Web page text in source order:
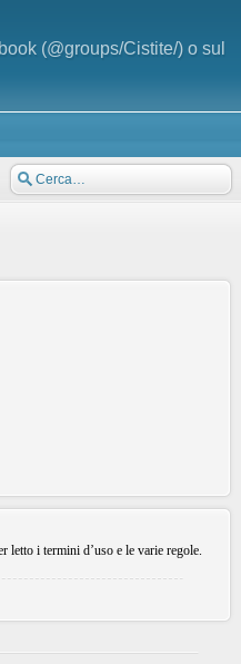
(@groups/Cistite/) o sul
letto i termini d’uso e le varie regole.